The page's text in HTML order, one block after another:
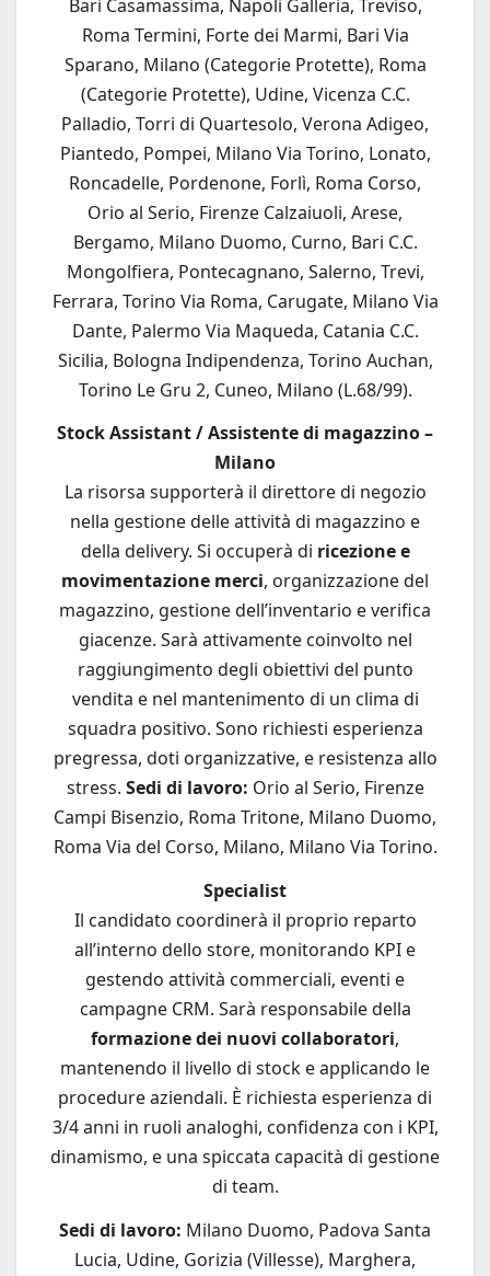
Bari Casamassima, Napoli Galleria, Treviso,
Roma Termini, Forte dei Marmi, Bari Via
Sparano, Milano (Categorie Protette), Roma
(Categorie Protette), Udine, Vicenza C.C.
Palladio, Torri di Quartesolo, Verona Adigeo,
Piantedo, Pompei, Milano Via Torino, Lonato,
Roncadelle, Pordenone, Forlì, Roma Corso,
Orio al Serio, Firenze Calzaiuoli, Arese,
Bergamo, Milano Duomo, Curno, Bari C.C.
Mongolfiera, Pontecagnano, Salerno, Trevi,
Ferrara, Torino Via Roma, Carugate, Milano Via
Dante, Palermo Via Maqueda, Catania C.C.
Sicilia, Bologna Indipendenza, Torino Auchan,
Torino Le Gru 2, Cuneo, Milano (L.68/99).
Stock Assistant / Assistente di magazzino –
Milano
La risorsa supporterà il direttore di negozio
nella gestione delle attività di magazzino e
della delivery. Si occuperà di ricezione e
movimentazione merci, organizzazione del
magazzino, gestione dell’inventario e verifica
giacenze. Sarà attivamente coinvolto nel
raggiungimento degli obiettivi del punto
vendita e nel mantenimento di un clima di
squadra positivo. Sono richiesti esperienza
pregressa, doti organizzative, e resistenza allo
stress. Sedi di lavoro: Orio al Serio, Firenze
Campi Bisenzio, Roma Tritone, Milano Duomo,
Roma Via del Corso, Milano, Milano Via Torino.
Specialist
Il candidato coordinerà il proprio reparto
all’interno dello store, monitorando KPI e
gestendo attività commerciali, eventi e
campagne CRM. Sarà responsabile della
formazione dei nuovi collaboratori,
mantenendo il livello di stock e applicando le
procedure aziendali. È richiesta esperienza di
3/4 anni in ruoli analoghi, confidenza con i KPI,
dinamismo, e una spiccata capacità di gestione
di team.
Sedi di lavoro: Milano Duomo, Padova Santa
Lucia, Udine, Gorizia (Villesse), Marghera,